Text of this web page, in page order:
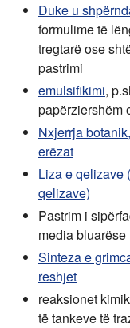
Duke u
formulime të
tregtarë ose
pastrimi
emulsifikimi,
papërziershëm
Nxjerrja
erëzat
Liza e qelizave
qelizave)
Pastrim i
media bluarëse
Sinteza e
reshjet
reaksionet
të tankeve të